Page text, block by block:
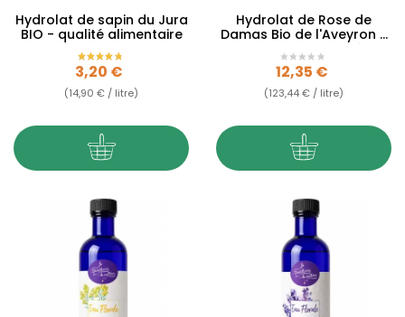
Hydrolat de sapin du Jura
BIO - qualité alimentaire
Prix
3,20 €
(14,90 € / litre)
Hydrolat de Rose de
Damas Bio de l'Aveyron -
Eau florale Qualité...
Prix
12,35 €
(123,44 € / litre)